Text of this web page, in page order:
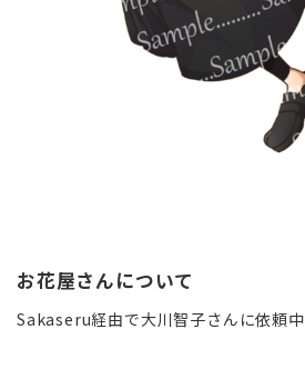
お花屋さんについて
Sakaseru経由で大川智子さんに依頼中